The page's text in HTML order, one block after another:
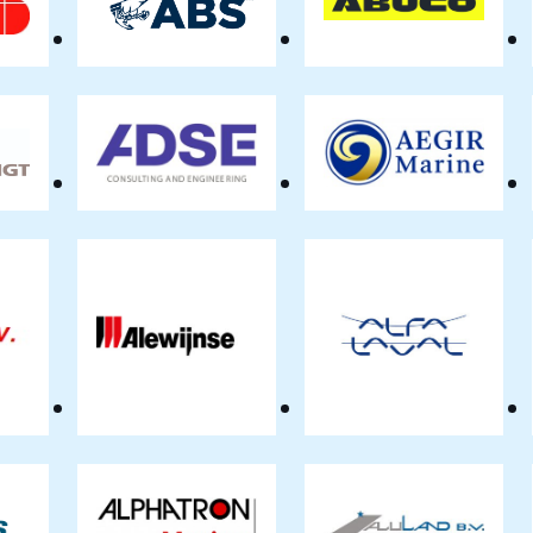
ABS
Abuco
ADSE
AEGIR-
Marine
BV
Alewijnse
BV
Alfa
Benelux
BV